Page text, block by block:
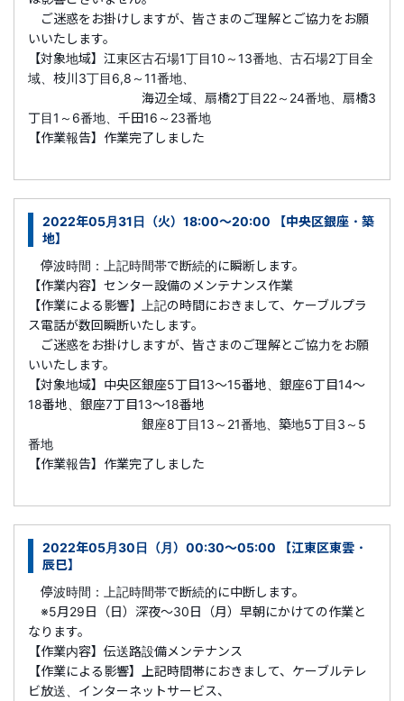
ご迷惑をお掛けしますが、皆さまのご理解とご協力をお願
いいたします。
【対象地域】江東区古石場1丁目10～13番地、古石場2丁目全
域、枝川3丁目6,8～11番地、
海辺全域、扇橋2丁目22～24番地、扇橋3
丁目1～6番地、千田16～23番地
【作業報告】作業完了しました
2022年05月31日（火）18:00～20:00 【中央区銀座・築
地】
停波時間：上記時間帯で断続的に瞬断します。
【作業内容】センター設備のメンテナンス作業
【作業による影響】上記の時間におきまして、ケーブルプラ
ス電話が数回瞬断いたします。
ご迷惑をお掛けしますが、皆さまのご理解とご協力をお願
いいたします。
【対象地域】中央区銀座5丁目13～15番地、銀座6丁目14～
18番地、銀座7丁目13～18番地
銀座8丁目13～21番地、築地5丁目3～5
番地
【作業報告】作業完了しました
2022年05月30日（月）00:30～05:00 【江東区東雲・
辰巳】
停波時間：上記時間帯で断続的に中断します。
※5月29日（日）深夜～30日（月）早朝にかけての作業と
なります。
【作業内容】伝送路設備メンテナンス
【作業による影響】上記時間帯におきまして、ケーブルテレ
ビ放送、インターネットサービス、